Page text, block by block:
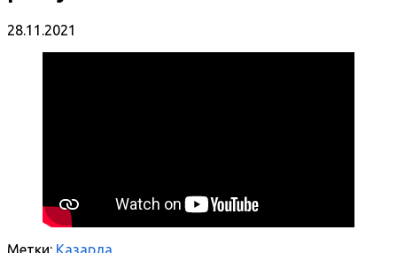
28.11.2021
Метки: Казарла